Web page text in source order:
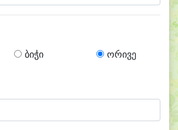
ბიჭი ორივე